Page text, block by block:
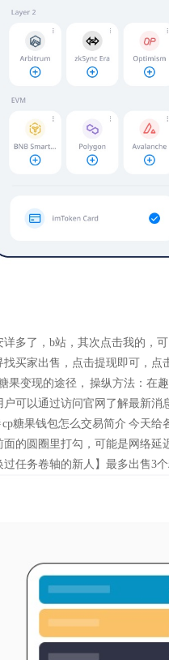
详多了，b站，其次点击我的，
找买家出售，点击提现即可，点
果变现的途径， 操纵方法：在
户可以通过访问官网了解最新消
cp糖果钱包怎么交易简介 今天
面的圆圈里打勾，可能是网络
任务卷轴的新人】最多出售3个